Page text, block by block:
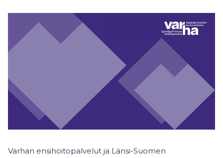
Varhan ensihoitopalvelut ja Länsi-Suomen